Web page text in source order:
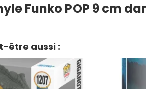
Funko POP 9 cm
être aussi :